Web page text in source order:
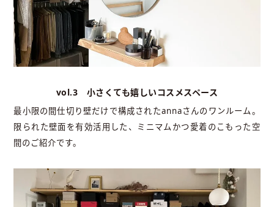
vol.3 小さくても嬉しいコスメスペース
最小限の間仕切り壁だけで構成されたannaさんのワンルーム。
限られた壁面を有効活用した、ミニマムかつ愛着のこもった空
間のご紹介です。